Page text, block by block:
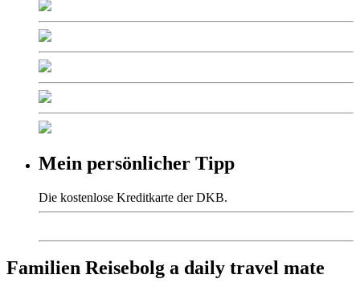
Mein persönlicher Tipp
Die kostenlose Kreditkarte der DKB.
Familien Reisebolg a daily travel mate